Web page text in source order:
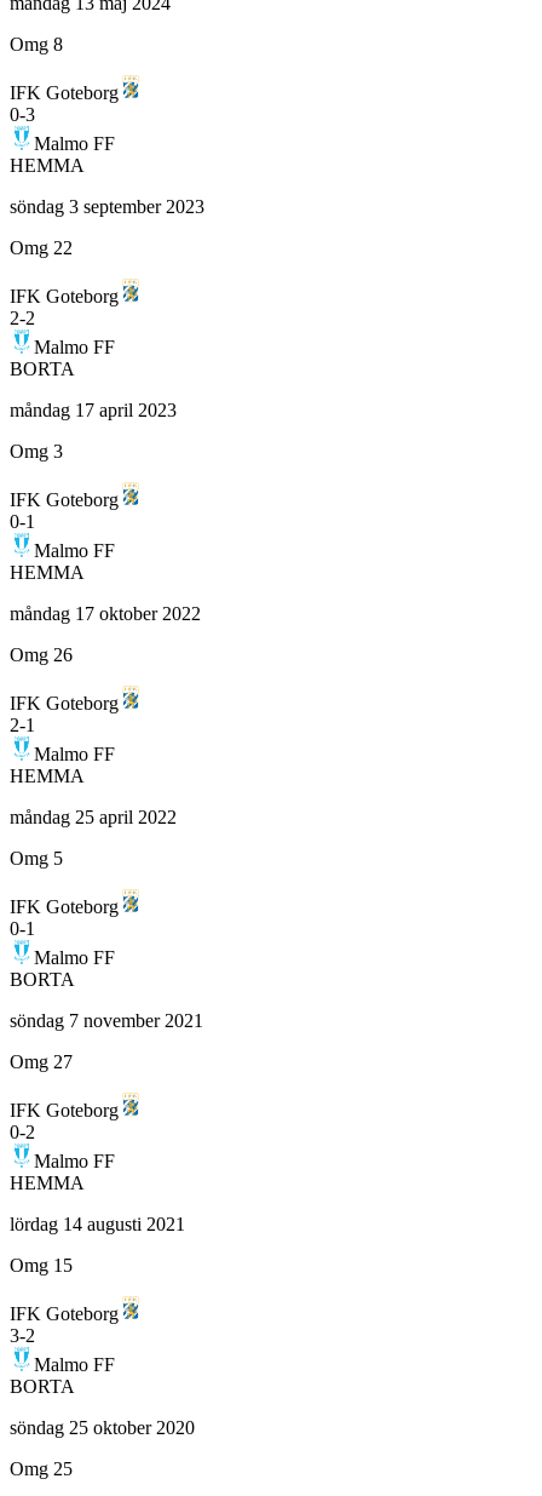
Omg 8
IFK Goteborg
0-3
Malmo FF
HEMMA
söndag 3 september 2023
Omg 22
IFK Goteborg
2-2
Malmo FF
BORTA
måndag 17 april 2023
Omg 3
IFK Goteborg
0-1
Malmo FF
HEMMA
måndag 17 oktober 2022
Omg 26
IFK Goteborg
2-1
Malmo FF
HEMMA
måndag 25 april 2022
Omg 5
IFK Goteborg
0-1
Malmo FF
BORTA
söndag 7 november 2021
Omg 27
IFK Goteborg
0-2
Malmo FF
HEMMA
lördag 14 augusti 2021
Omg 15
IFK Goteborg
3-2
Malmo FF
BORTA
söndag 25 oktober 2020
Omg 25